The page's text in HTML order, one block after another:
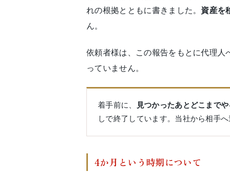
れの根拠とともに書きました。 資産を
ん。
依頼者様は、この報告をもとに代理
っていません。
着手前に、 見つかったあとどこまで
しで終了しています。当社から相手
4か月という時期について